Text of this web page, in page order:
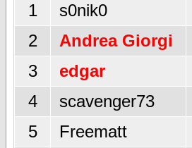
1 s0nik0
2
Andrea Giorgi
3
edgar
4
scavenger73
5
Freematt